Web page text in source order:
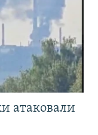
атаковали